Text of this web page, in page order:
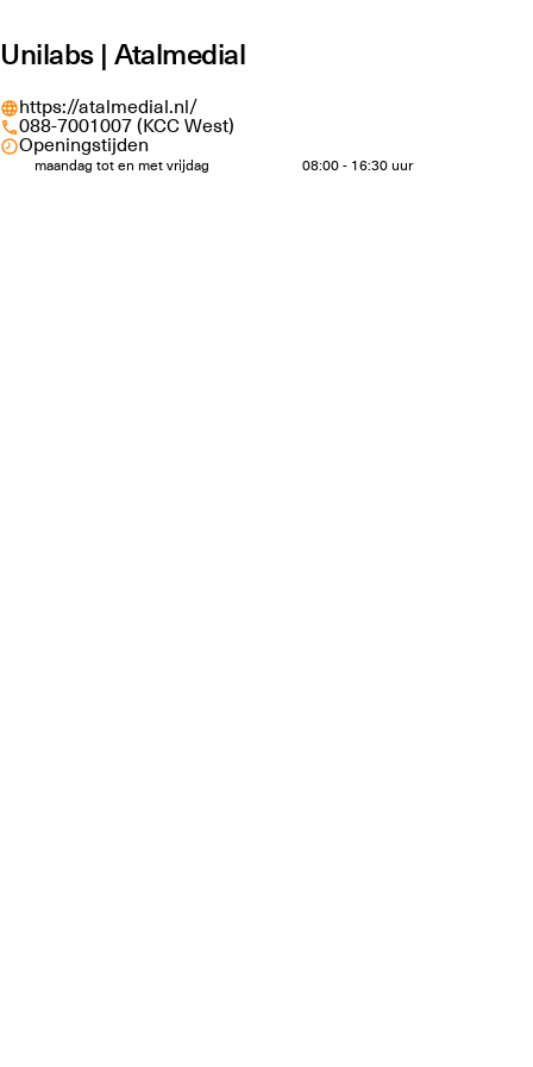
Unilabs | Atalmedial
https://atalmedial.nl/
088-7001007 (KCC West)
Openingstijden
maandag tot en met vrijdag 08:00 - 16:30 uur